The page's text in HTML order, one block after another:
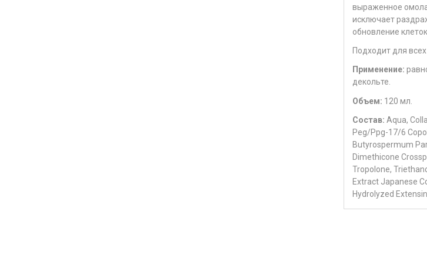
выраженное
исключает
обновление клеток.
Подходит для
Применение:
декольте.
Объем: 120 мл.
Состав: Aqua,
Peg/Ppg-17/6
Butyrospermum
Dimethicone
Tropolone,
Extract Japanese
Hydrolyzed